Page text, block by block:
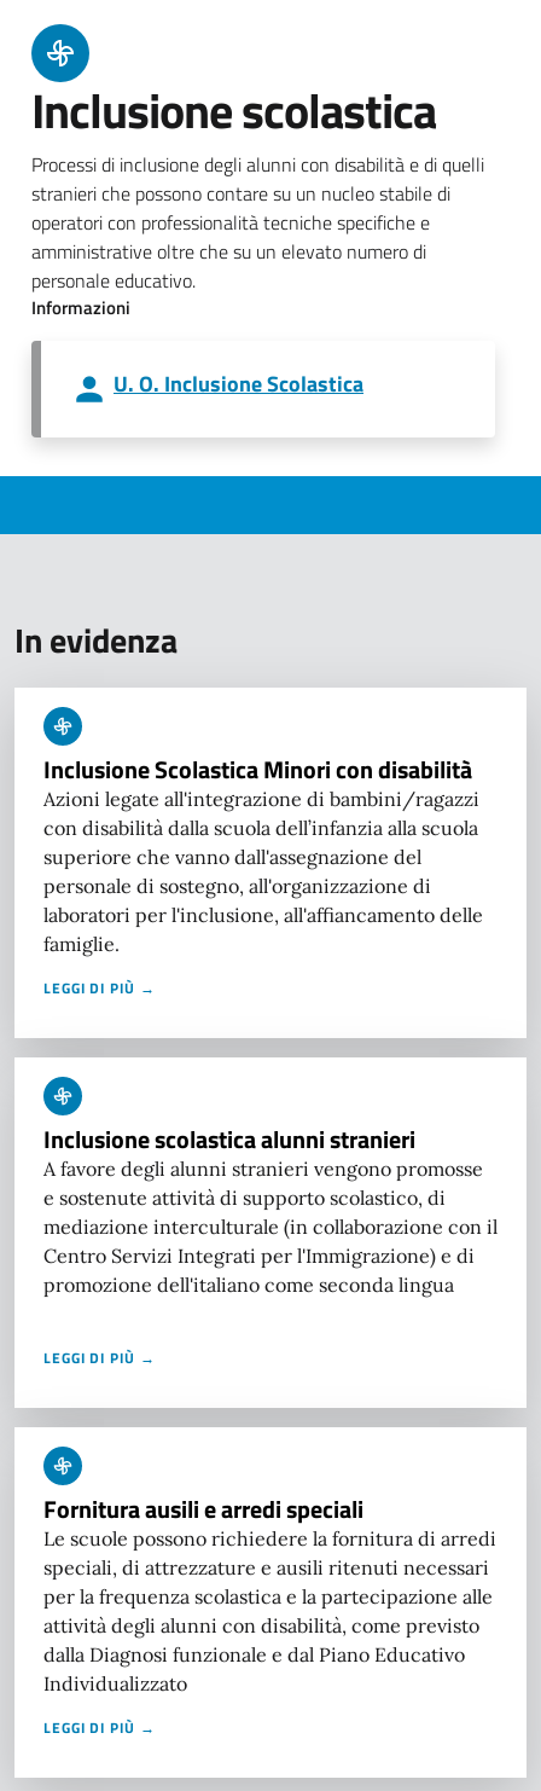
Inclusione scolastica
Processi di inclusione degli alunni con disabilità e di quelli
stranieri che possono contare su un nucleo stabile di
operatori con professionalità tecniche specifiche e
amministrative oltre che su un elevato numero di
personale educativo.
Informazioni
U. O. Inclusione Scolastica
In evidenza
Inclusione Scolastica Minori con disabilità
Azioni legate all'integrazione di bambini/ragazzi
con disabilità dalla scuola dell’infanzia alla scuola
superiore che vanno dall'assegnazione del
personale di sostegno, all'organizzazione di
laboratori per l'inclusione, all'affiancamento delle
famiglie.
LEGGI DI PIÙ →
Inclusione scolastica alunni stranieri
A favore degli alunni stranieri vengono promosse
e sostenute attività di supporto scolastico, di
mediazione interculturale (in collaborazione con il
Centro Servizi Integrati per l'Immigrazione) e di
promozione dell'italiano come seconda lingua
LEGGI DI PIÙ →
Fornitura ausili e arredi speciali
Le scuole possono richiedere la fornitura di arredi
speciali, di attrezzature e ausili ritenuti necessari
per la frequenza scolastica e la partecipazione alle
attività degli alunni con disabilità, come previsto
dalla Diagnosi funzionale e dal Piano Educativo
Individualizzato
LEGGI DI PIÙ →